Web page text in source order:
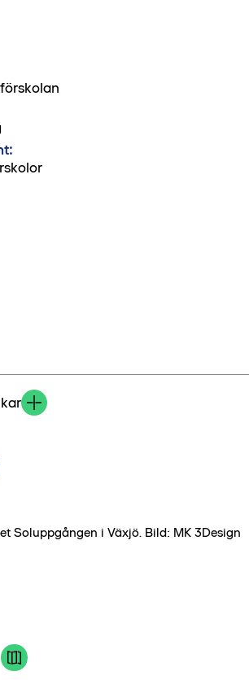
Soluppgången i Växjö. Bild: MK 3Design